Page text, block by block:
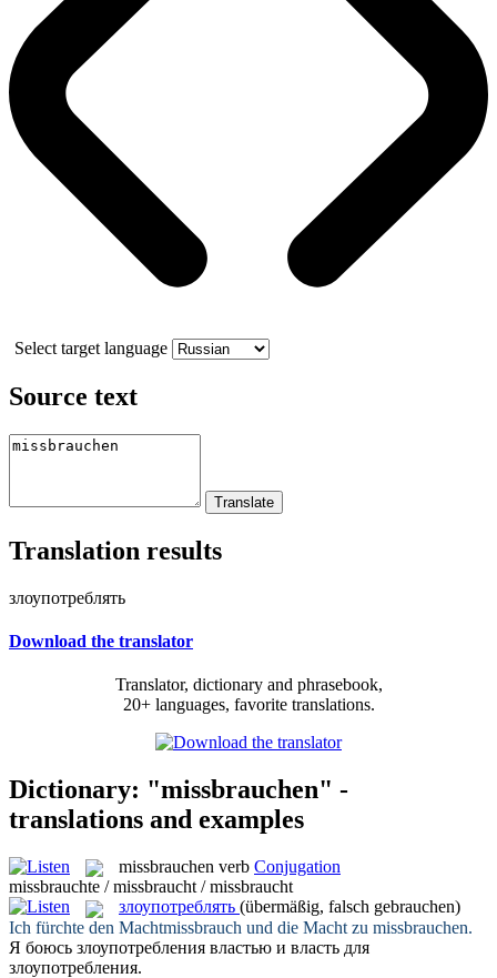
Select target language
Source text
Translation results
злоупотреблять
Download the translator
Translator, dictionary and phrasebook,
20+ languages, favorite translations.
Dictionary: "missbrauchen" -
translations and examples
missbrauchen verb Conjugation
missbrauchte / missbraucht / missbraucht
злоупотреблять (übermäßig, falsch gebrauchen)
Ich fürchte den Machtmissbrauch und die Macht zu missbrauchen.
Я боюсь злоупотребления властью и власть для
злоупотребления.